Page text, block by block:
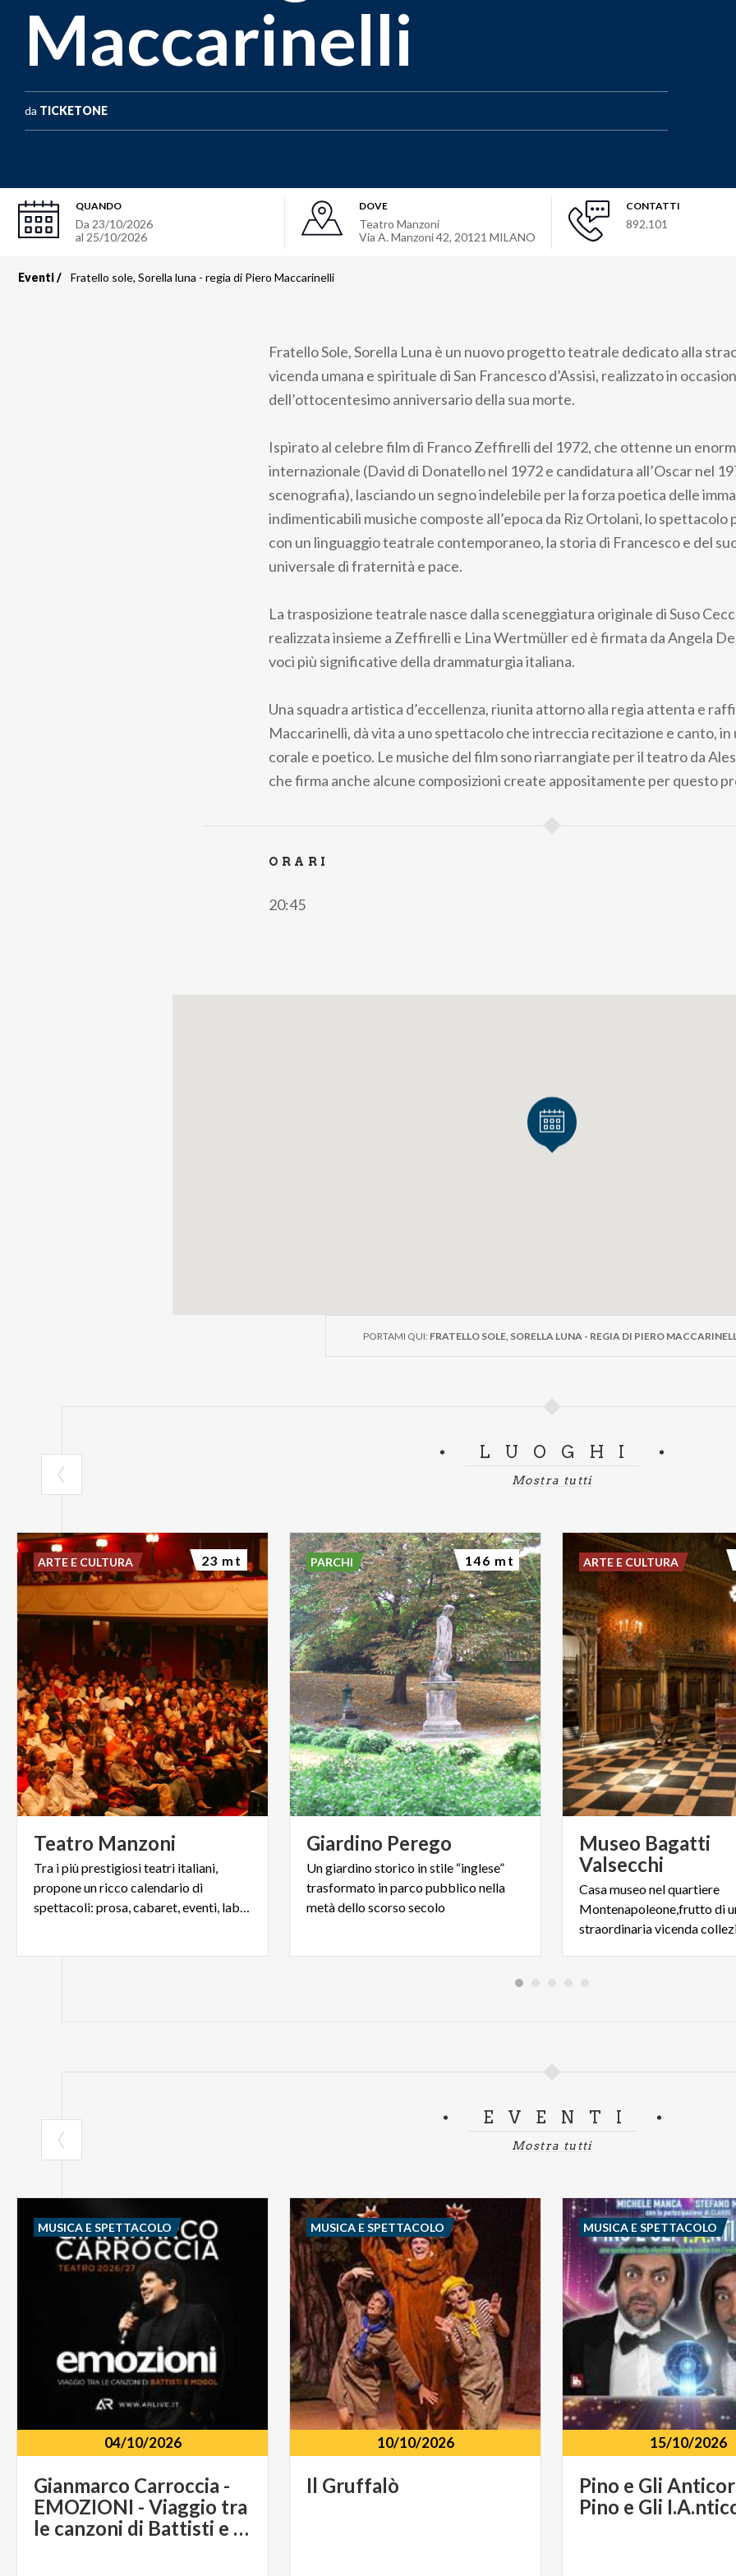
Maccarinelli
da TICKETONE
QUANDO
Da 23/10/2026
al 25/10/2026
DOVE
Teatro Manzoni
Via A. Manzoni 42, 20121 MILANO
CONTATTI
892.101
Eventi Fratello sole, Sorella luna - regia di Piero Maccarinelli
Fratello Sole, Sorella Luna è un nuovo progetto teatrale dedicato alla
vicenda umana e spirituale di San Francesco d’Assisi, realizzato in
dell’ottocentesimo anniversario della sua morte.
Ispirato al celebre film di Franco Zeffirelli del 1972, che ottenne un
internazionale (David di Donatello nel 1972 e candidatura all’Oscar nel
scenografia), lasciando un segno indelebile per la forza poetica delle
indimenticabili musiche composte all’epoca da Riz Ortolani, lo spettacolo
con un linguaggio teatrale contemporaneo, la storia di Francesco e del
universale di fraternità e pace.
La trasposizione teatrale nasce dalla sceneggiatura originale di Suso
realizzata insieme a Zeffirelli e Lina Wertmüller ed è firmata da Angela
voci più significative della drammaturgia italiana.
Una squadra artistica d’eccellenza, riunita attorno alla regia attenta e
Maccarinelli, dà vita a uno spettacolo che intreccia recitazione e canto,
corale e poetico. Le musiche del film sono riarrangiate per il teatro da
che firma anche alcune composizioni create appositamente per questo
ORARI
20:45
PORTAMI QUI: FRATELLO SOLE, SORELLA LUNA - REGIA DI PIERO
LUOGHI
Mostra tutti
Teatro Manzoni
Tra i più prestigiosi teatri italiani,
propone un ricco calendario di
spettacoli: prosa, cabaret, eventi, laboratori..
ARTE E CULTURA 23 mt
Giardino Perego
Un giardino storico in stile “inglese”
trasformato in parco pubblico nella
metà dello scorso secolo
PARCHI 146 mt
Museo Bagatti
Valsecchi
Casa museo nel quartiere
Montenapoleone,frutto di
ARTE E CULTURA
EVENTI
Mostra tutti
04/10/2026
Gianmarco Carroccia -
EMOZIONI - Viaggio tra
le canzoni di Battisti e Mogol
MUSICA E SPETTACOLO
10/10/2026
Il Gruffalò
MUSICA E SPETTACOLO
15/10/2026
Pino e Gli
Pino e Gli
MUSICA E SPETTACOLO